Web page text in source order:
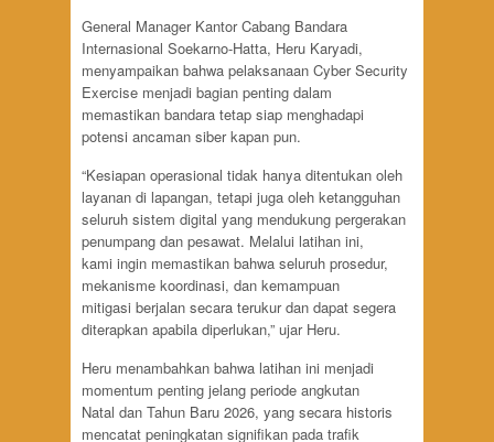
General Manager Kantor Cabang Bandara
Internasional Soekarno-Hatta, Heru Karyadi,
menyampaikan bahwa pelaksanaan Cyber Security
Exercise menjadi bagian penting dalam
memastikan bandara tetap siap menghadapi
potensi ancaman siber kapan pun.
“Kesiapan operasional tidak hanya ditentukan oleh
layanan di lapangan, tetapi juga oleh ketangguhan
seluruh sistem digital yang mendukung pergerakan
penumpang dan pesawat. Melalui latihan ini,
kami ingin memastikan bahwa seluruh prosedur,
mekanisme koordinasi, dan kemampuan
mitigasi berjalan secara terukur dan dapat segera
diterapkan apabila diperlukan,” ujar Heru.
Heru menambahkan bahwa latihan ini menjadi
momentum penting jelang periode angkutan
Natal dan Tahun Baru 2026, yang secara historis
mencatat peningkatan signifikan pada trafik